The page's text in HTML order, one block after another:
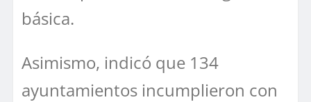
básica.
Asimismo, indicó que 134
ayuntamientos incumplieron con